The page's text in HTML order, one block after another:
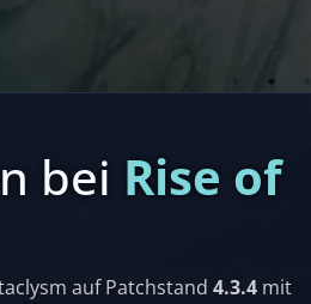
bei Rise of
auf Patchstand 4.3.4mit